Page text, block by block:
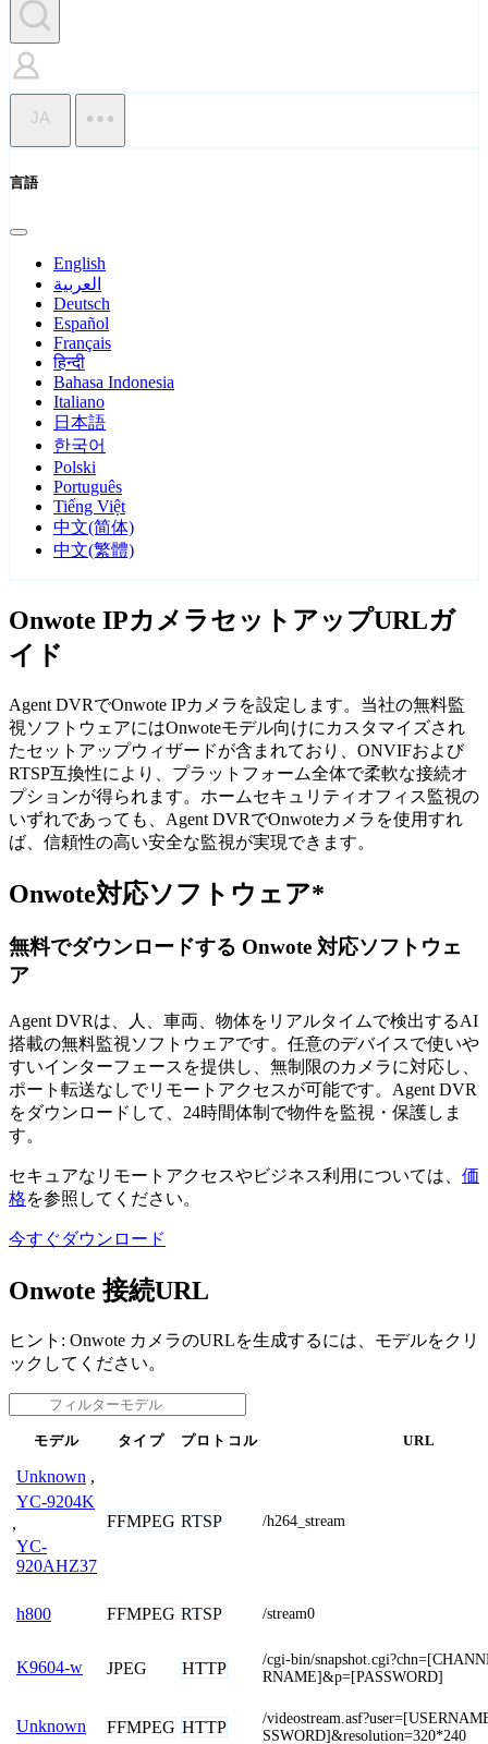
JA
言語
English
العربية
Deutsch
Español
Français
हिन्दी
Bahasa Indonesia
Italiano
日本語
한국어
Polski
Português
Tiếng Việt
中文(简体)
中文(繁體)
Onwote IPカメラセットアップURLガ
イド
Agent DVRでOnwote IPカメラを設定します。当社の無料監
視ソフトウェアにはOnwoteモデル向けにカスタマイズされ
たセットアップウィザードが含まれており、ONVIFおよび
RTSP互換性により、プラットフォーム全体で柔軟な接続オ
プションが得られます。ホームセキュリティオフィス監視の
いずれであっても、Agent DVRでOnwoteカメラを使用すれ
ば、信頼性の高い安全な監視が実現できます。
Onwote対応ソフトウェア*
無料でダウンロードする Onwote 対応ソフトウェ
ア
Agent DVRは、人、車両、物体をリアルタイムで検出するAI
搭載の無料監視ソフトウェアです。任意のデバイスで使いや
すいインターフェースを提供し、無制限のカメラに対応し、
ポート転送なしでリモートアクセスが可能です。Agent DVR
をダウンロードして、24時間体制で物件を監視・保護しま
す。
セキュアなリモートアクセスやビジネス利用については、 価
格を参照してください。
今すぐダウンロード
Onwote 接続URL
ヒント: Onwote カメラのURLを生成するには、モデルをクリ
ックしてください。
モデル タイプ プロトコル URL
Unknown ,
YC-9204K
,
YC-
920AHZ37
FFMPEG RTSP /h264_stream
h800 FFMPEG RTSP /stream0
K9604-w JPEG HTTP
/cgi-bin/
RNAME]&p=[PASSWORD]
Unknown FFMPEG HTTP
/
SSWORD]&resolution=320*240